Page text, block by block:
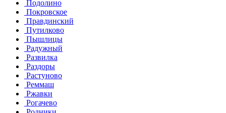
Подолино
Покровское
Правдинский
Путилково
Пышлицы
Радужный
Развилка
Раздоры
Растуново
Реммаш
Ржавки
Рогачево